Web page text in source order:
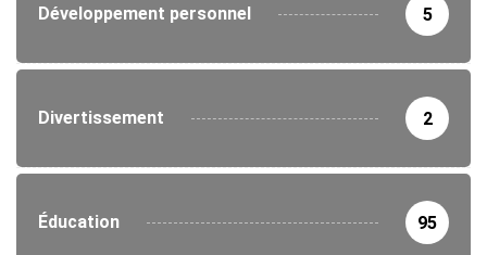
Développement personnel 5
Divertissement 2
Éducation 95